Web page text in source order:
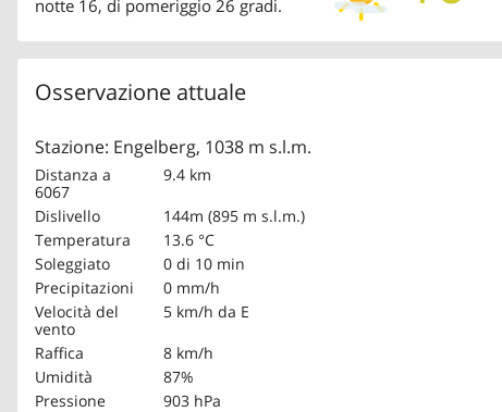
notte 16, di pomeriggio 26 gradi.
Osservazione attuale
Stazione: Engelberg, 1038 m s.l.m.
Distanza a
6067
9.4 km
Dislivello
144m (895 m s.l.m.)
Temperatura
13.6 °C
Soleggiato
0 di 10 min
Precipitazioni
0 mm/h
Velocità del
vento
5 km/h da E
Raffica
8 km/h
Umidità
87%
Pressione
903 hPa